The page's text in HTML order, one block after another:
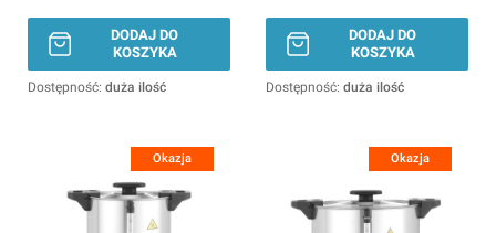
DODAJ DO
KOSZYKA
Dostępność: duża ilość
DODAJ DO
KOSZYKA
Dostępność: duża ilość
Okazja Okazja